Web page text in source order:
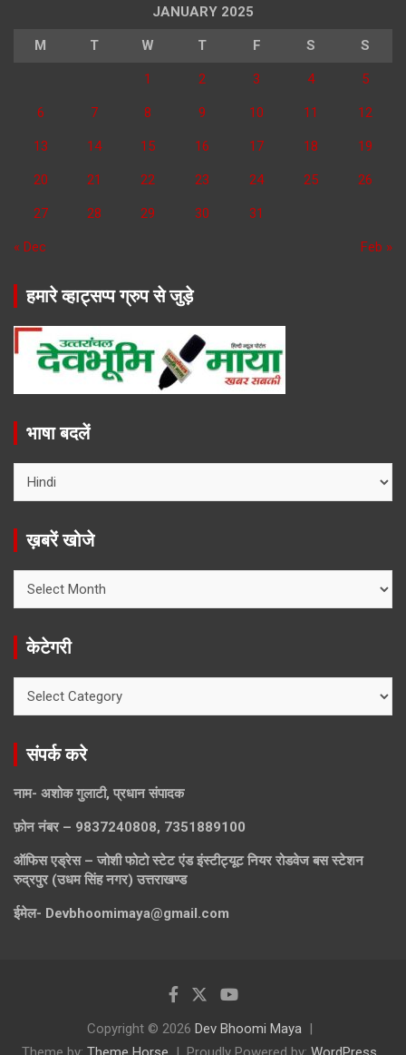
JANUARY 2025
M T W T F S S
1 2 3 4 5
6 7 8 9 10 11 12
13 14 15 16 17 18 19
20 21 22 23 24 25 26
27 28 29 30 31
« Dec Feb »
हमारे व्हाट्सप्प ग्रुप से जुड़े
भाषा बदलें
ख़बरें खोजे
खोजे
केटेगरी
संपर्क करे
नाम- अशोक गुलाटी, प्रधान संपादक
फ़ोन नंबर – 9837240808, 7351889100
ऑफिस एड्रेस – जोशी फोटो स्टेट एंड इंस्टीट्यूट नियर रोडवेज बस स्टेशन
रुद्रपुर (उधम सिंह नगर) उत्तराखण्ड
ईमेल- Devbhoomimaya@gmail.com
Copyright © 2026 Dev Bhoomi Maya